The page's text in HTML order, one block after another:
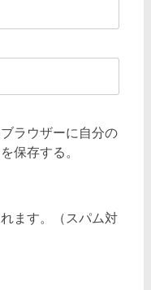
ラウザーに自分の
保存する。
ます。（スパム対